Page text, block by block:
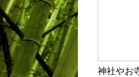
神社やお